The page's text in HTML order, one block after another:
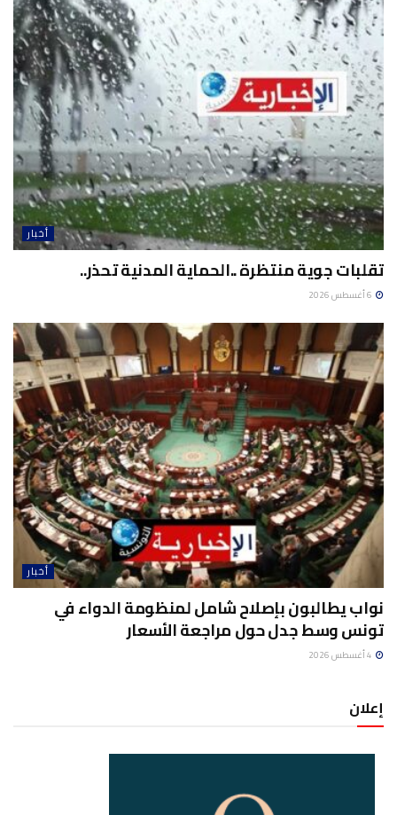
أخبار
تقلبات جوية منتظرة ..الحماية المدنية تحذر..
أخبار
نواب يطالبون بإصلاح شامل لمنظومة الدواء في
تونس وسط جدل حول مراجعة الأسعار
إعلان